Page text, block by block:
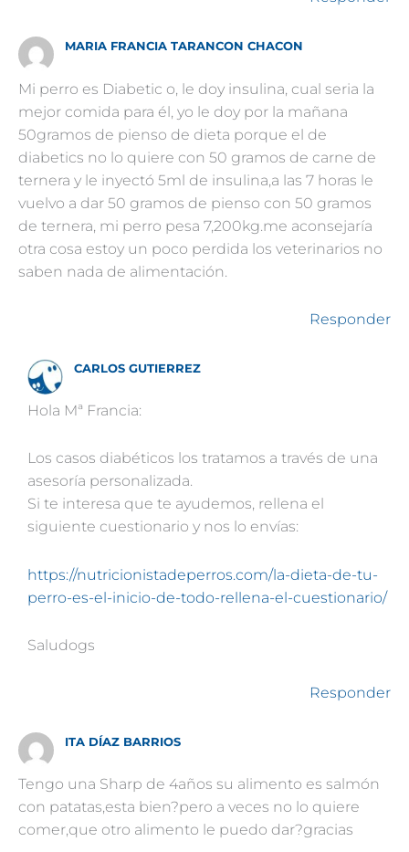
MARIA FRANCIA TARANCON CHACON
Mi perro es Diabetic o, le doy insulina, cual seria la
mejor comida para él, yo le doy por la mañana
50gramos de pienso de dieta porque el de
diabetics no lo quiere con 50 gramos de carne de
ternera y le inyectó 5ml de insulina,a las 7 horas le
vuelvo a dar 50 gramos de pienso con 50 gramos
de ternera, mi perro pesa 7,200kg.me aconsejaría
otra cosa estoy un poco perdida los veterinarios no
saben nada de alimentación.
Responder
CARLOS GUTIERREZ
Hola Mª Francia:
Los casos diabéticos los tratamos a través de una
asesoría personalizada.
Si te interesa que te ayudemos, rellena el
siguiente cuestionario y nos lo envías:
https://nutricionistadeperros.com/la-dieta-de-tu-
perro-es-el-inicio-de-todo-rellena-el-cuestionario/
Saludogs
Responder
ITA DÍAZ BARRIOS
Tengo una Sharp de 4años su alimento es salmón
con patatas,esta bien?pero a veces no lo quiere
comer,que otro alimento le puedo dar?gracias